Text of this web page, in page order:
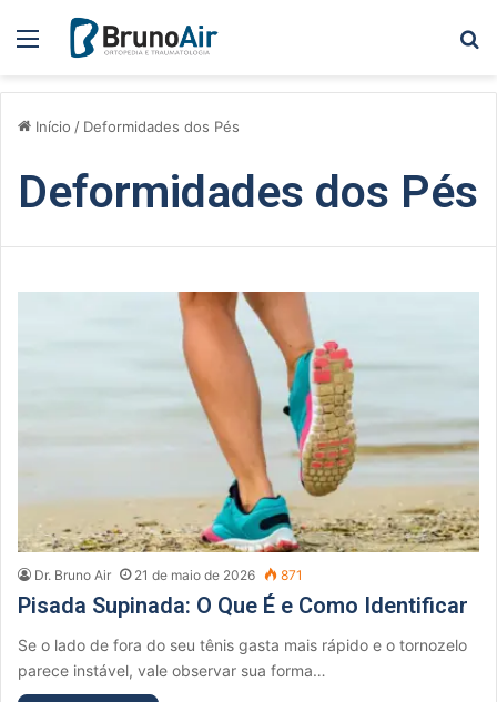
Menu
Início / Deformidades dos Pés
Deformidades dos Pés
Dr. Bruno Air 21 de maio de 2026 871
Pisada Supinada: O Que É e Como Identificar
Se o lado de fora do seu tênis gasta mais rápido e o tornozelo
parece instável, vale observar sua forma…